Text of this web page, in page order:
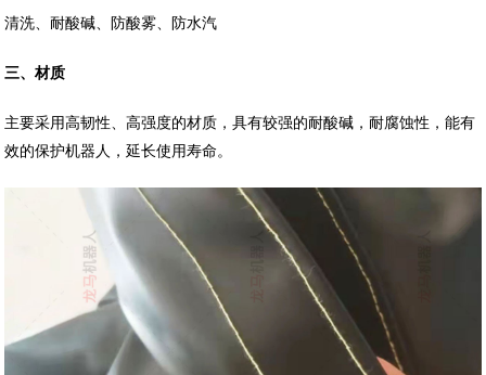
清洗、耐酸碱、防酸雾、防水汽
三、材质
主要采用高韧性、高强度的材质，具有较强的耐酸碱，耐腐蚀性，能有
效的保护机器人，延长使用寿命。